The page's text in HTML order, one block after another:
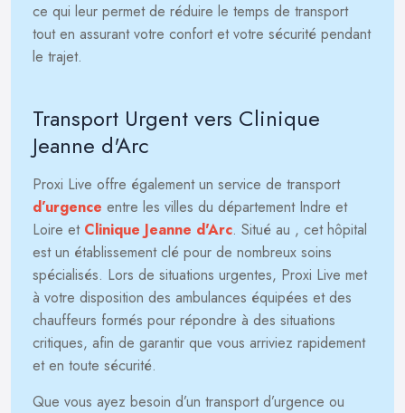
ce qui leur permet de réduire le temps de transport
tout en assurant votre confort et votre sécurité pendant
le trajet.
Transport Urgent vers Clinique
Jeanne d'Arc
Proxi Live offre également un service de transport
d’urgence entre les villes du département Indre et
Loire et Clinique Jeanne d'Arc. Situé au , cet hôpital
est un établissement clé pour de nombreux soins
spécialisés. Lors de situations urgentes, Proxi Live met
à votre disposition des ambulances équipées et des
chauffeurs formés pour répondre à des situations
critiques, afin de garantir que vous arriviez rapidement
et en toute sécurité.
Que vous ayez besoin d’un transport d’urgence ou